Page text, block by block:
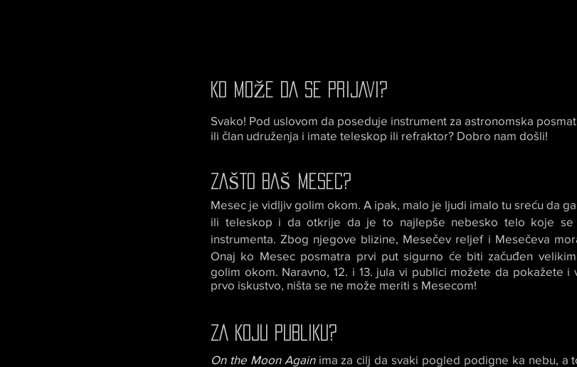
KO MOŽE DA SE PRIJAVI?
Svako! Pod uslovom da poseduje instrument za astronomska
ili član udruženja i imate teleskop ili refraktor? Dobro nam došli!
ZAŠTO BAŠ MESEC?
Mesec je vidljiv golim okom. A ipak, malo je ljudi imalo tu sreću da
ili teleskop i da otkrije da je to najlepše nebesko telo koje se
instrumenta. Zbog njegove blizine, Mesečev reljef i Mesečeva
Onaj ko Mesec posmatra prvi put sigurno će biti začuđen
golim okom. Naravno, 12. i 13. jula vi publici možete da pokažete i
prvo iskustvo, ništa se ne može meriti s Mesecom!
ZA KOJU PUBLIKU?
On the Moon Againima za cilj da svaki pogled podigne ka nebu, a